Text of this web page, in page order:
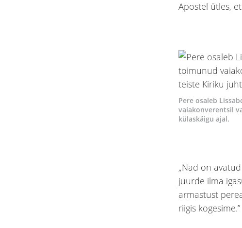
Apostel ütles,
Pere osaleb
vaiakonverentsil
külaskäigu ajal.
„Nad on
juurde ilma
armastust
riigis kogesime.”